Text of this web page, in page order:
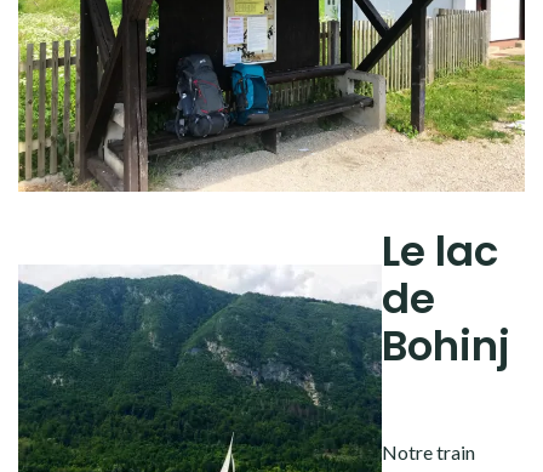
Le lac
de
Bohinj
Notre train